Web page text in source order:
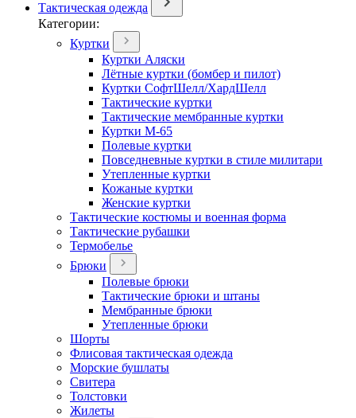
Тактическая одежда
Категории:
Куртки
Куртки Аляски
Лётные куртки (бомбер и пилот)
Куртки СофтШелл/ХардШелл
Тактические куртки
Тактические мембранные куртки
Куртки М-65
Полевые куртки
Повседневные куртки в стиле милитари
Утепленные куртки
Кожаные куртки
Женские куртки
Тактические костюмы и военная форма
Тактические рубашки
Термобелье
Брюки
Полевые брюки
Тактические брюки и штаны
Мембранные брюки
Утепленные брюки
Шорты
Флисовая тактическая одежда
Морские бушлаты
Свитера
Толстовки
Жилеты